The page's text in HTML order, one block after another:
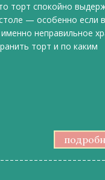
торт спокойно
— особенно если
неправильное
торт и по каким